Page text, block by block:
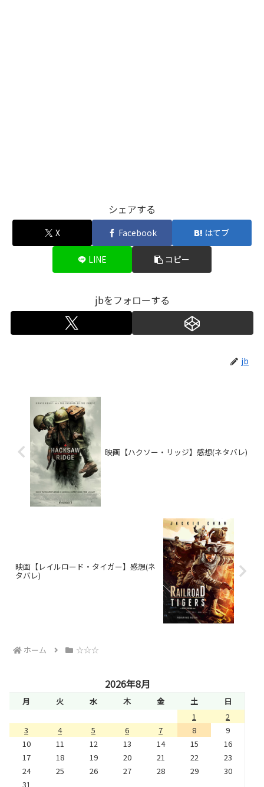
シェアする
X Facebook はてブ
LINE コピー
jbをフォローする
jb
映画【ハクソー・リッジ】感想(ネタバレ)
映画【レイルロード・タイガー】感想(ネ
タバレ)
ホーム ☆☆☆
2026年8月
月 火 水 木 金 土
日
1
2
3
4 5 6 7 8
9
10
11 12 13 14 15
16
17
18 19 20 21 22
23
24
25 26 27 28 29
30
31